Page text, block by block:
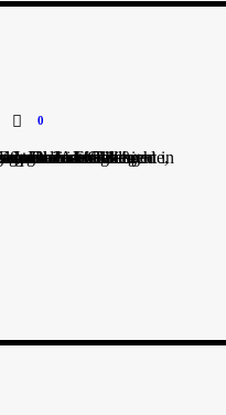
0
die zum Nachdenken anregte, durch den Morgen und alle sangen noch einmal gemeinsam die Adventslieder vom Adventssingen. Anschließend überreichte Herr de Bel den Spendenscheck...